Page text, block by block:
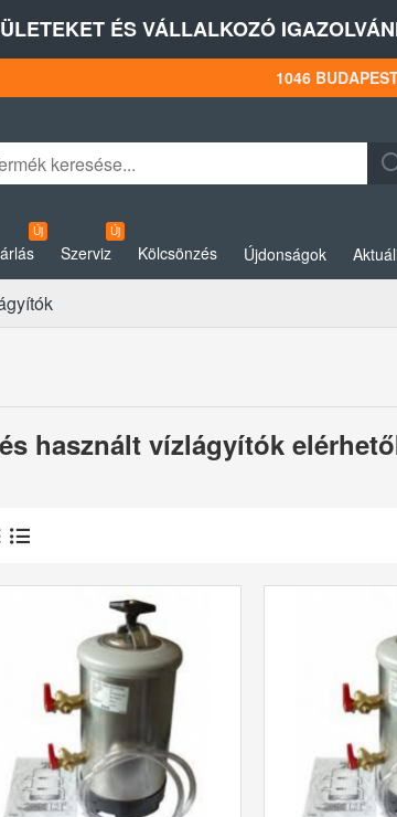
ÉS VÁLLALKOZÓ
1046
Új
Szerviz
Új
Kölcsönzés Újdonságok
használt vízlágyítók